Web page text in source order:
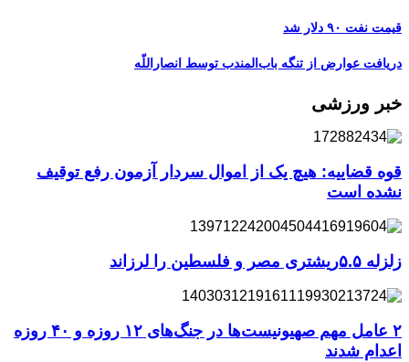
قیمت نفت ۹۰ دلار شد
دریافت عوارض از تنگه باب‌المندب توسط انصاراللّه
خبر ورزشی
قوه قضاییه: هیچ یک از اموال سردار آزمون رفع توقیف
نشده است
زلزله ۵.۵ریشتری مصر و فلسطین را لرزاند
۲ عامل مهم صهیونیست‌ها در جنگ‌های ۱۲ روزه و ۴۰ روزه
اعدام شدند